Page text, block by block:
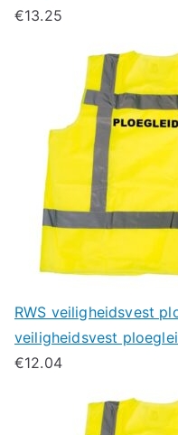
€13.25
RWS veiligheidsvest
veiligheidsvest
€12.04